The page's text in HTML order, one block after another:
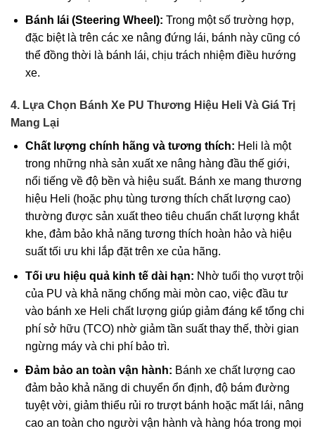
Bánh lái (Steering Wheel): Trong một số trường hợp,
đặc biệt là trên các xe nâng đứng lái, bánh này cũng có
thể đồng thời là bánh lái, chịu trách nhiệm điều hướng
xe.
4. Lựa Chọn Bánh Xe PU Thương Hiệu Heli Và Giá Trị
Mang Lại
Chất lượng chính hãng và tương thích: Heli là một
trong những nhà sản xuất xe nâng hàng đầu thế giới,
nổi tiếng về độ bền và hiệu suất. Bánh xe mang thương
hiệu Heli (hoặc phụ tùng tương thích chất lượng cao)
thường được sản xuất theo tiêu chuẩn chất lượng khắt
khe, đảm bảo khả năng tương thích hoàn hảo và hiệu
suất tối ưu khi lắp đặt trên xe của hãng.
Tối ưu hiệu quả kinh tế dài hạn: Nhờ tuổi thọ vượt trội
của PU và khả năng chống mài mòn cao, việc đầu tư
vào bánh xe Heli chất lượng giúp giảm đáng kể tổng chi
phí sở hữu (TCO) nhờ giảm tần suất thay thế, thời gian
ngừng máy và chi phí bảo trì.
Đảm bảo an toàn vận hành: Bánh xe chất lượng cao
đảm bảo khả năng di chuyển ổn định, độ bám đường
tuyệt vời, giảm thiểu rủi ro trượt bánh hoặc mất lái, nâng
cao an toàn cho người vận hành và hàng hóa trong mọi